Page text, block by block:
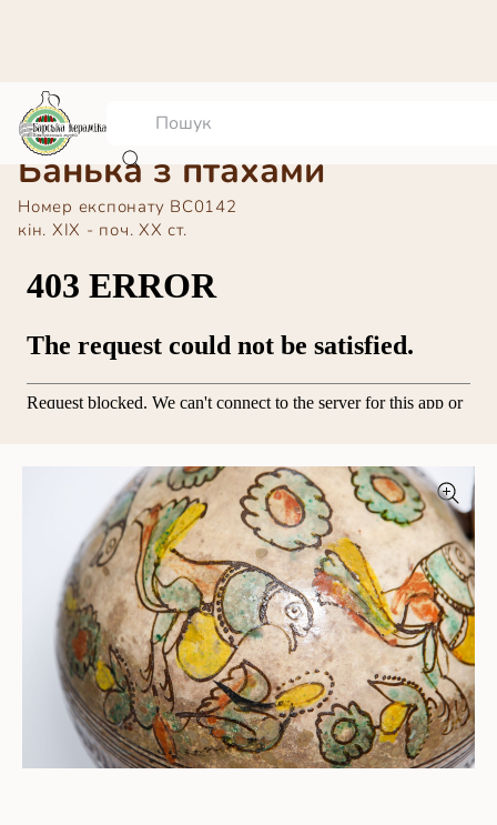
Банька з птахами
Номер експонату ВС0142
кін. ХІХ - поч. ХХ ст.